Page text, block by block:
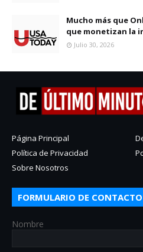
Mucho más que
que monetizan la
Julio 30, 2026
Página Principal
Política de Privacidad
Sobre Nosotros
FORMULARIO DE CONTACTO
Nombre